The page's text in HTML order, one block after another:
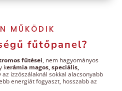
MŰKÖDIK
fűtőpanel?
fűtései, nem hagyományos
kerámia magos, speciális,
az izzószálaknál sokkal alacsonyabb
energiát fogyaszt, hosszabb az